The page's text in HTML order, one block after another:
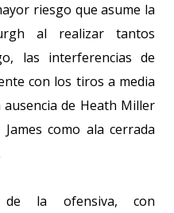
riesgo que asume la
al realizar tantos
las interferencias de
con los tiros a media
de Heath Miller
como ala cerrada
de la ofensiva, con